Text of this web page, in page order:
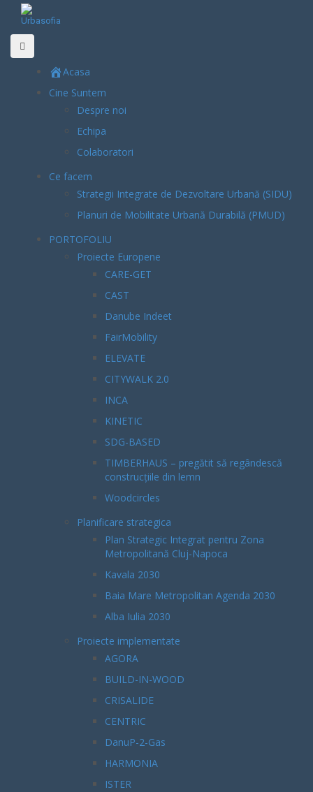
Acasa
Cine Suntem
Despre noi
Echipa
Colaboratori
Ce facem
Strategii Integrate de Dezvoltare Urbană (SIDU)
Planuri de Mobilitate Urbană Durabilă (PMUD)
PORTOFOLIU
Proiecte Europene
CARE-GET
CAST
Danube Indeet
FairMobility
ELEVATE
CITYWALK 2.0
INCA
KINETIC
SDG-BASED
TIMBERHAUS – pregătit să regândescă
construcțiile din lemn
Woodcircles
Planificare strategica
Plan Strategic Integrat pentru Zona
Metropolitană Cluj-Napoca
Kavala 2030
Baia Mare Metropolitan Agenda 2030
Alba Iulia 2030
Proiecte implementate
AGORA
BUILD-IN-WOOD
CRISALIDE
CENTRIC
DanuP-2-Gas
HARMONIA
ISTER